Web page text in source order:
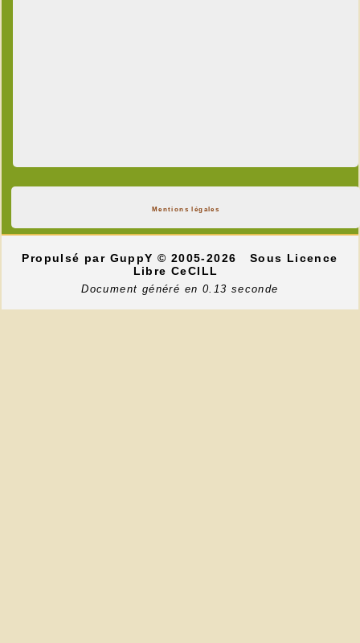
Mentions légales
Propulsé par GuppY© 2005-2026
Sous Licence
Libre CeCILL
Document généré en 0.13 seconde